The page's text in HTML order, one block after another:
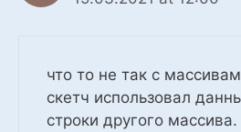
что то не так с
скетч использовал
строки другого